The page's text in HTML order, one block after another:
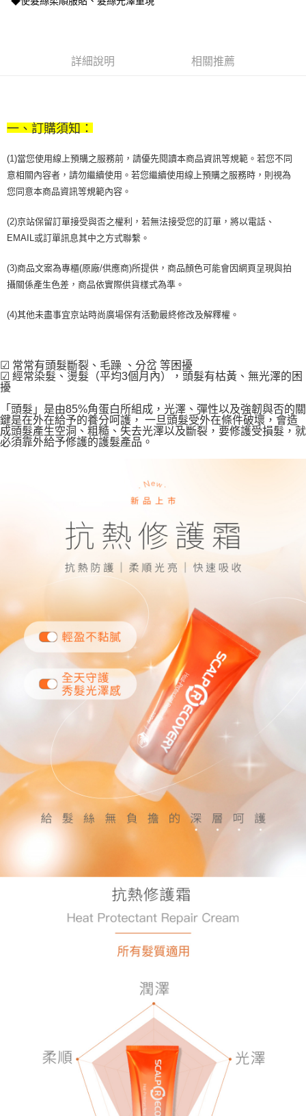
https://aftee.tw/terms/#terms3
時審查核予不同之上限額度；若仍有額度不足之情形，本公司將視審查結果
請求用戶進行身份認證。
恩沛科技股份有限公司將有權停止該用戶之使用額度並採取法律行動。
詳細說明 相關推薦
一、訂購須知：
(1)當您使用線上預購之服務前，請優先閱讀本商品資訊等規範。若您不同
意相關內容者，請勿繼續使用。若您繼續使用線上預購之服務時，則視為
您同意本商品資訊等規範內容。
(2)京站保留訂單接受與否之權利，若無法接受您的訂單，將以電話、
EMAIL或訂單訊息其中之方式聯繫。
(3)商品文案為專櫃(原廠/供應商)所提供，商品顏色可能會因網頁呈現與拍
攝關係產生色差，商品依實際供貨樣式為準。
(4)其他未盡事宜京站時尚廣場保有活動最終修改及解釋權。
☑ 常常有頭髮斷裂、毛躁 、分岔 等困擾
☑ 經常染髮、燙髮（平均3個月內），頭髮有枯黃、無光澤的困
擾
「頭髮」是由85%角蛋白所組成，光澤、彈性以及強韌與否的關
鍵是在外在給予的養分呵護， 一旦頭髮受外在條件破壞，會造
成頭髮產生空洞、粗糙、失去光澤以及斷裂，要修護受損髮，就
必須靠外給予修護的護髮產品。